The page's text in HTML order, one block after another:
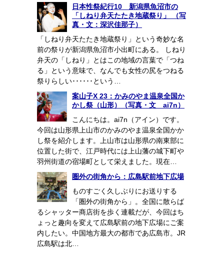
日本性祭紀行10 新潟県魚沼市の
「しねり弁天たたき地蔵祭り」 （写
真・文：深沢佳那子）
「しねり弁天たたき地蔵祭り」という奇妙な名
前の祭りが新潟県魚沼市小出町にある。 しねり
弁天の「しねり」とはこの地域の言葉で「つね
る」という意味で、なんでも女性の尻をつねる
祭りらしい･･････という…
案山子X 23：かみのやま温泉全国か
かし祭（山形）（写真・文 ai7n）
こんにちは。ai7n（アイン）です。
今回は山形県上山市のかみのやま温泉全国かか
し祭を紹介します。上山市は山形県の南東部に
位置した街で、江戸時代には上山藩の城下町や
羽州街道の宿場町として栄えました。現在…
圏外の街角から：広島駅前地下広場
ものすごく久しぶりにお送りする
「圏外の街角から」。全国に散らば
るシャッター商店街を歩く連載だが、今回はち
ょっと趣向を変えて広島駅前の地下広場にご案
内したい。中国地方最大の都市であ広島市。JR
広島駅は北…